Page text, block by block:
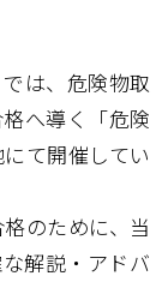
は、危険物取
へ導く「危険
て開催してい
のために、当
解説・アドバ